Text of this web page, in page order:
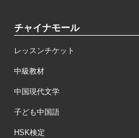
チャイナモール
レッスンチケット
中級教材
中国現代文学
子ども中国語
HSK検定